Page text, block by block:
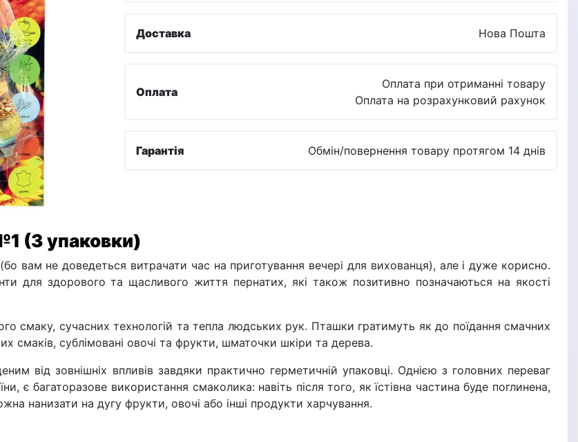
Доставка Нова Пошта
Оплата
Оплата при отриманні товару
Оплата на розрахунковий рахунок
Гарантія Обмін/повернення товару протягом 14 днів
(3 упаковки)
вам не доведеться витрачати час на приготування вечері для вихованця), але і дуже корисно.
для здорового та щасливого життя пернатих, які також позитивно позначаються на якості
смаку, сучасних технологій та тепла людських рук. Пташки гратимуть як до поїдання смачних
смаків, сублімовані овочі та фрукти, шматочки шкіри та дерева.
від зовнішніх впливів завдяки практично герметичній упаковці. Однією з головних переваг
є багаторазове використання смаколика: навіть після того, як їстівна частина буде поглинена,
нанизати на дугу фрукти, овочі або інші продукти харчування.